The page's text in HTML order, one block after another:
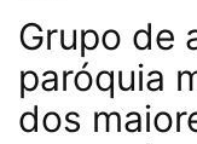
Grupo de
paróquia
dos